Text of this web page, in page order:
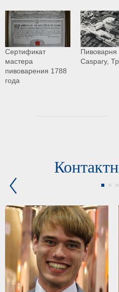
Сертификат
мастера
пивоварения 1788
года
Пивоварня
Caspary,